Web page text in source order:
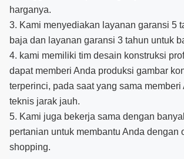
harganya.
3. Kami menyediakan layanan garansi 5
baja dan layanan garansi 3 tahun untuk
4. kami memiliki tim desain konstruksi
dapat memberi Anda produksi gambar
terperinci, pada saat yang sama memberi
teknis jarak jauh.
5. Kami juga bekerja sama dengan
pertanian untuk membantu Anda dengan
shopping.